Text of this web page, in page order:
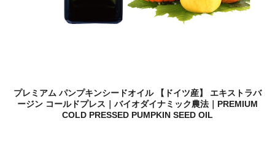
プレミアム パンプキンシードオイル 【ドイツ産】 エキストラバ
ージン コールドプレス｜バイオダイナミック農法｜PREMIUM
COLD PRESSED PUMPKIN SEED OIL